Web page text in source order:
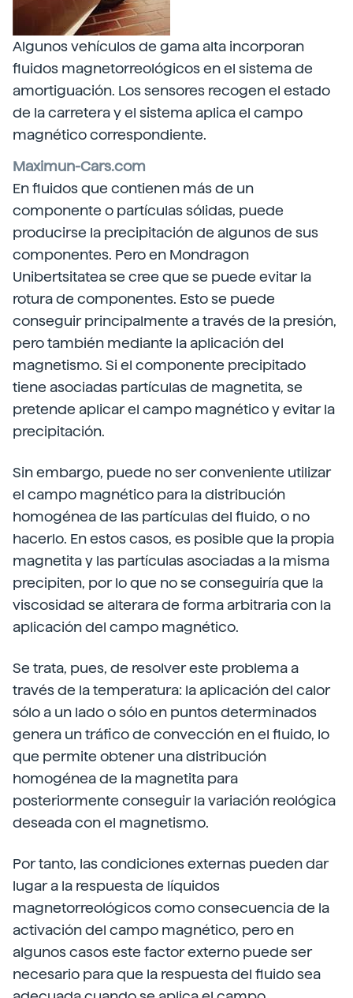
Algunos vehículos de gama alta incorporan
fluidos magnetorreológicos en el sistema de
amortiguación. Los sensores recogen el estado
de la carretera y el sistema aplica el campo
magnético correspondiente.
Maximun-Cars.com
En fluidos que contienen más de un
componente o partículas sólidas, puede
producirse la precipitación de algunos de sus
componentes. Pero en Mondragon
Unibertsitatea se cree que se puede evitar la
rotura de componentes. Esto se puede
conseguir principalmente a través de la presión,
pero también mediante la aplicación del
magnetismo. Si el componente precipitado
tiene asociadas partículas de magnetita, se
pretende aplicar el campo magnético y evitar la
precipitación.
Sin embargo, puede no ser conveniente utilizar
el campo magnético para la distribución
homogénea de las partículas del fluido, o no
hacerlo. En estos casos, es posible que la propia
magnetita y las partículas asociadas a la misma
precipiten, por lo que no se conseguiría que la
viscosidad se alterara de forma arbitraria con la
aplicación del campo magnético.
Se trata, pues, de resolver este problema a
través de la temperatura: la aplicación del calor
sólo a un lado o sólo en puntos determinados
genera un tráfico de convección en el fluido, lo
que permite obtener una distribución
homogénea de la magnetita para
posteriormente conseguir la variación reológica
deseada con el magnetismo.
Por tanto, las condiciones externas pueden dar
lugar a la respuesta de líquidos
magnetorreológicos como consecuencia de la
activación del campo magnético, pero en
algunos casos este factor externo puede ser
necesario para que la respuesta del fluido sea